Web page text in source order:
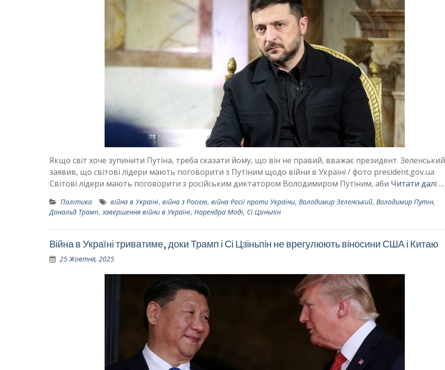
Якщо світ хоче зупинити Путіна, треба сказати йому, що він не правий, вважає президент. Зеленський
заявив, що світові лідери мають поговорити з Путіним щодо війни в Україні / фото president.gov.ua
Світові лідери мають поговорити з російським диктатором Володимиром Путіним, аби Читати далі …
Політика війна в Україні, війна з Росією, війна Росії проти України, Володимир Зеленський, Володимир Путін,
Дональд Трамп, завершення війни в Україні, Нарендра Моді, Сі Цзіньпін
Війна в Україні триватиме, доки Трамп і Сі Цзіньпін не врегулюють віносини США і Китаю
25 Жовтня, 2025